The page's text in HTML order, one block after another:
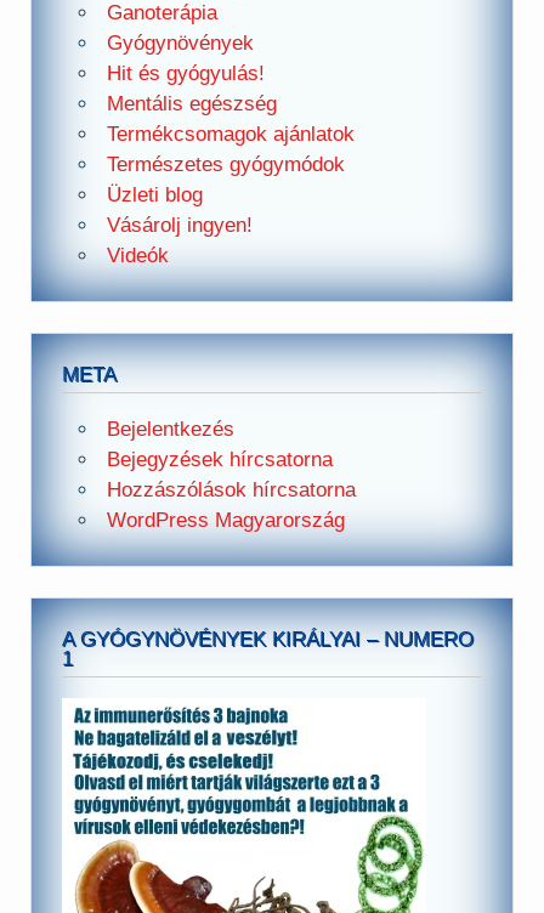
Ganoterápia
Gyógynövények
Hit és gyógyulás!
Mentális egészség
Termékcsomagok ajánlatok
Természetes gyógymódok
Üzleti blog
Vásárolj ingyen!
Videók
META
Bejelentkezés
Bejegyzések hírcsatorna
Hozzászólások hírcsatorna
WordPress Magyarország
A GYÓGYNÖVÉNYEK KIRÁLYAI – NUMERO
1